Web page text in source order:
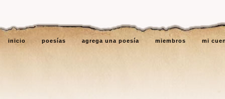
inicio poesías agrega una poesía miembros mi